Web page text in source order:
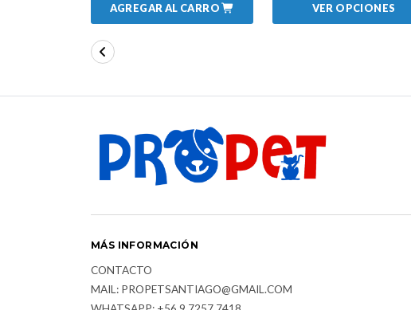
AGREGAR AL CARRO VER OPCIONES
MÁS INFORMACIÓN
CONTACTO
MAIL: PROPETSANTIAGO@GMAIL.COM